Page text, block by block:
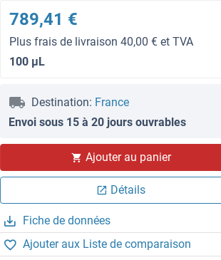
789,41 €
Plus frais de livraison 40,00 € et TVA
100 μL
Destination: France
Envoi sous 15 à 20 jours ouvrables
Ajouter au panier
Détails
Fiche de données
Ajouter aux Liste de comparaison